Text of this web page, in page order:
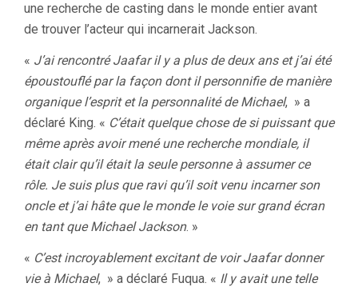
une recherche de casting dans le monde entier avant
de trouver l’acteur qui incarnerait Jackson.
« J’ai rencontré Jaafar il y a plus de deux ans et j’ai été
époustouflé par la façon dont il personnifie de manière
organique l’esprit et la personnalité de Michael, » a
déclaré King. « C’était quelque chose de si puissant que
même après avoir mené une recherche mondiale, il
était clair qu’il était la seule personne à assumer ce
rôle. Je suis plus que ravi qu’il soit venu incarner son
oncle et j’ai hâte que le monde le voie sur grand écran
en tant que Michael Jackson. »
« C’est incroyablement excitant de voir Jaafar donner
vie à Michael, » a déclaré Fuqua. « Il y avait une telle